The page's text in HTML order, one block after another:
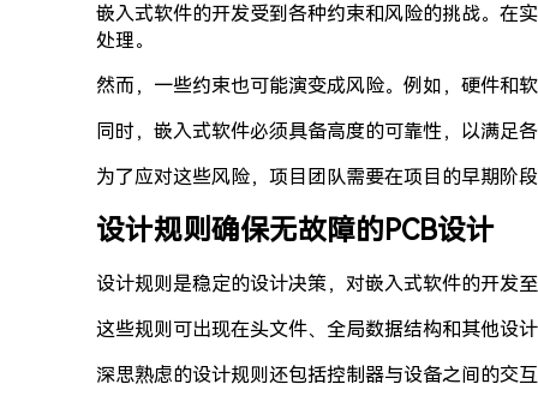
嵌入式软件的开发受到各种约束和风险的挑战。在
处理。
然而，一些约束也可能演变成风险。例如，硬件和
同时，嵌入式软件必须具备高度的可靠性，以满足
为了应对这些风险，项目团队需要在项目的早期阶
设计规则确保无故障的PCB设计
设计规则是稳定的设计决策，对嵌入式软件的开发
这些规则可出现在头文件、全局数据结构和其他设
深思熟虑的设计规则还包括控制器与设备之间的交